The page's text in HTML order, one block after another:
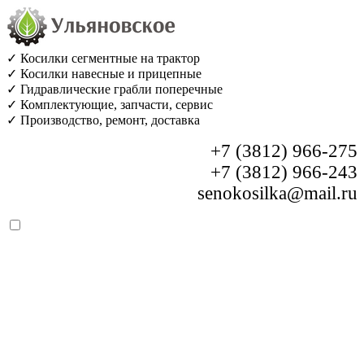
✓ Косилки сегментные на трактор
✓ Косилки навесные и прицепные
✓ Гидравлические грабли поперечные
✓ Комплектующие, запчасти, сервис
✓ Производство, ремонт, доставка
+7 (3812) 966-275
+7 (3812) 966-243
senokosilka@mail.ru